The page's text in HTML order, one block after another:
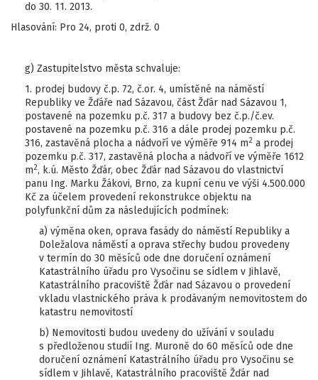
do 30. 11. 2013.
Hlasování: Pro 24, proti 0, zdrž. 0
g) Zastupitelstvo města schvaluje:
1. prodej budovy č.p. 72, č.or. 4, umístěné na náměstí
Republiky ve Žďáře nad Sázavou, část Žďár nad Sázavou 1,
postavené na pozemku p.č. 317 a budovy bez č.p./č.ev.
postavené na pozemku p.č. 316 a dále prodej pozemku p.č.
316, zastavěná plocha a nádvoří ve výměře 914 m2 a prodej
pozemku p.č. 317, zastavěná plocha a nádvoří ve výměře 1612
m2, k.ú. Město Žďár, obec Žďár nad Sázavou do vlastnictví
panu Ing. Marku Žákovi, Brno, za kupní cenu ve výši 4.500.000
Kč za účelem provedení rekonstrukce objektu na
polyfunkční dům za následujících podmínek:
a) výměna oken, oprava fasády do náměstí Republiky a
Doležalova náměstí a oprava střechy budou provedeny
v termín do 30 měsíců ode dne doručení oznámení
Katastrálního úřadu pro Vysočinu se sídlem v Jihlavě,
Katastrálního pracoviště Žďár nad Sázavou o provedení
vkladu vlastnického práva k prodávaným nemovitostem do
katastru nemovitostí
b) Nemovitosti budou uvedeny do užívání v souladu
s předloženou studií Ing. Muroně do 60 měsíců ode dne
doručení oznámení Katastrálního úřadu pro Vysočinu se
sídlem v Jihlavě, Katastrálního pracoviště Žďár nad